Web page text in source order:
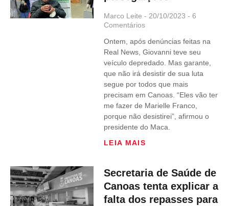
Marco Leite 20/10/2023 6
Comentários
Ontem, após denúncias feitas na
Real News, Giovanni teve seu
veículo depredado. Mas garante,
que não irá desistir de sua luta
segue por todos que mais
precisam em Canoas. “Eles vão ter
me fazer de Marielle Franco,
porque não desistirei”, afirmou o
presidente do Maca.
LEIA MAIS
Secretaria de Saúde de
Canoas tenta explicar a
falta dos repasses para